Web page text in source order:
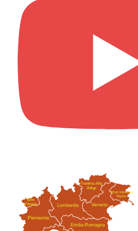
Valle
d'Aosta
Emilia-Romagna
Friuli-Venezia
Giulia
Lombardia
Piemonte
Trentino-Alto
Adige
Veneto